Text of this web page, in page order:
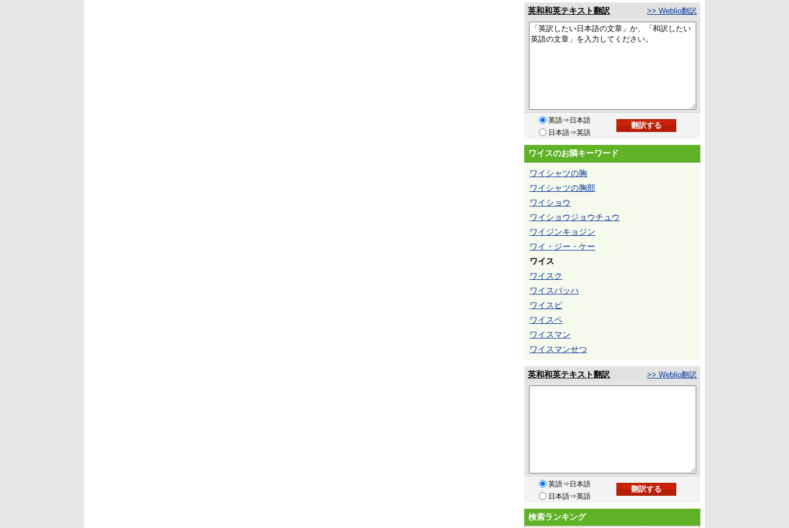
英和和英テキスト翻訳 >> Weblio翻訳
英語⇒日本語
日本語⇒英語
ワイスのお隣キーワード
ワイシャツの胸
ワイシャツの胸部
ワイショウ
ワイショウジョウチュウ
ワイジンキョジン
ワイ・ジー・ケー
ワイス
ワイスク
ワイスバッハ
ワイスピ
ワイスペ
ワイスマン
ワイスマンせつ
英和和英テキスト翻訳 >> Weblio翻訳
英語⇒日本語
日本語⇒英語
検索ランキング